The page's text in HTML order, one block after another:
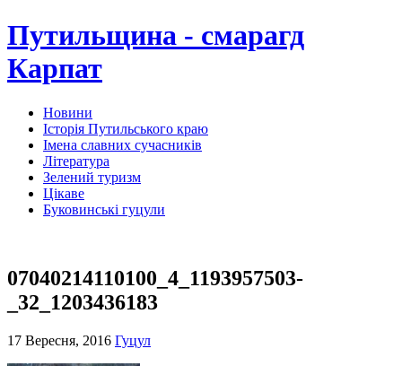
Путильщина - смарагд
Карпат
Новини
Історія Путильського краю
Імена славних сучасників
Література
Зелений туризм
Цікаве
Буковинські гуцули
07040214110100_4_1193957503-
_32_1203436183
17 Вересня, 2016 Гуцул